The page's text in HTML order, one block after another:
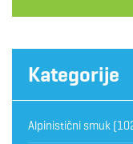
Kategorije
Alpinistični smuk